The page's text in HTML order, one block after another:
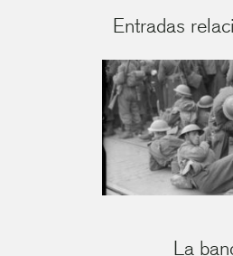
Entradas
La